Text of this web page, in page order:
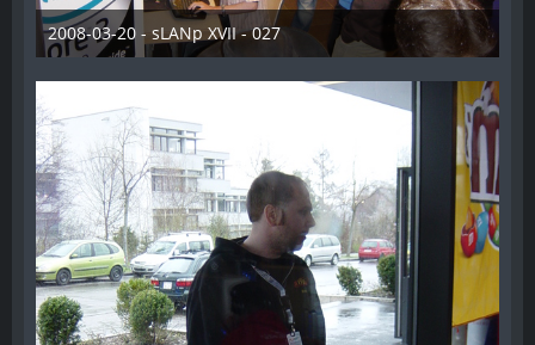
2008-03-20 - sLANp XVII - 027
28. Dezember 2012